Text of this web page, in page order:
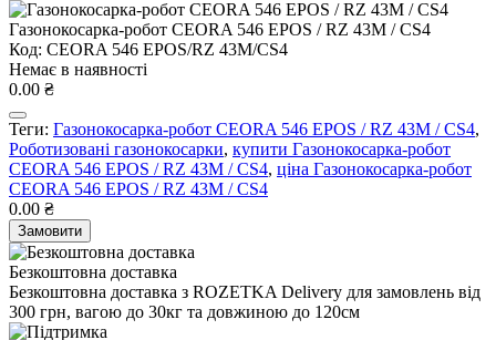
Газонокосарка-робот CEORA 546 EPOS / RZ 43M / CS4
Код: CEORA 546 EPOS/RZ 43M/CS4
Немає в наявності
0.00 ₴
Теги: Газонокосарка-робот CEORA 546 EPOS / RZ 43M / CS4,
Роботизовані газонокосарки, купити Газонокосарка-робот
CEORA 546 EPOS / RZ 43M / CS4, ціна Газонокосарка-робот
CEORA 546 EPOS / RZ 43M / CS4
0.00 ₴
Замовити
Безкоштовна доставка
Безкоштовна доставка з ROZETKA Delivery для замовлень від
300 грн, вагою до 30кг та довжиною до 120см